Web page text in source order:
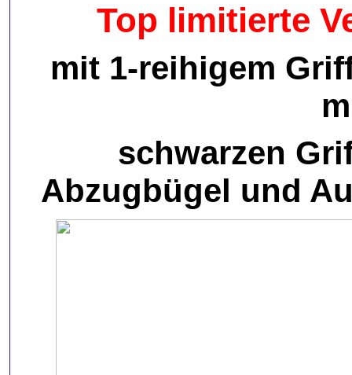
Top limitierte
mit 1-reihigem
schwarzen
Abzugbügel und